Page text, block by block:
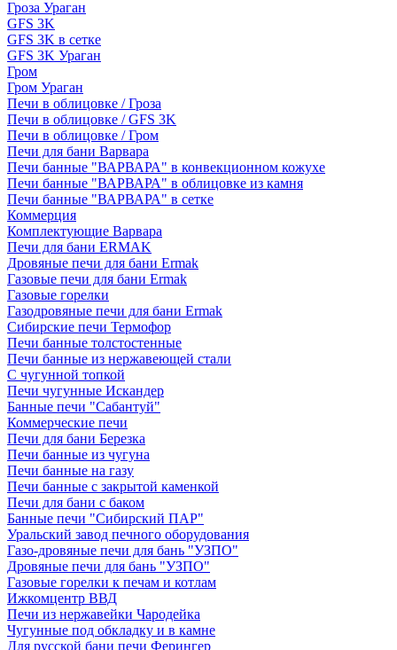
Гроза Ураган
GFS 3K
GFS 3K в сетке
GFS 3K Ураган
Гром
Гром Ураган
Печи в облицовке / Гроза
Печи в облицовке / GFS 3K
Печи в облицовке / Гром
Печи для бани Варвара
Печи банные "ВАРВАРА" в конвекционном кожухе
Печи банные "ВАРВАРА" в облицовке из камня
Печи банные "ВАРВАРА" в сетке
Коммерция
Комплектующие Варвара
Печи для бани ERMAK
Дровяные печи для бани Ermak
Газовые печи для бани Ermak
Газовые горелки
Газодровяные печи для бани Ermak
Сибирские печи Термофор
Печи банные толстостенные
Печи банные из нержавеющей стали
С чугунной топкой
Печи чугунные Искандер
Банные печи "Сабантуй"
Коммерческие печи
Печи для бани Березка
Печи банные из чугуна
Печи банные на газу
Печи банные с закрытой каменкой
Печи для бани с баком
Банные печи "Сибирский ПАР"
Уральский завод печного оборудования
Газо-дровяные печи для бань "УЗПО"
Дровяные печи для бань "УЗПО"
Газовые горелки к печам и котлам
Ижкомцентр ВВД
Печи из нержавейки Чародейка
Чугунные под обкладку и в камне
Для русской бани печи Ферингер